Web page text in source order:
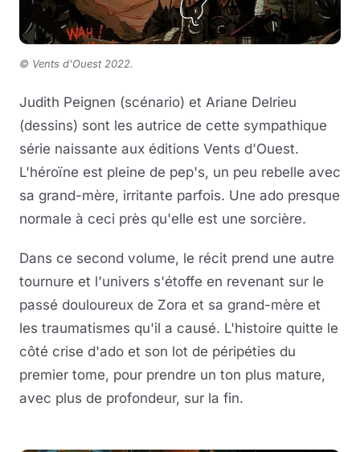
© Vents d'Ouest 2022.
Judith Peignen (scénario) et Ariane Delrieu
(dessins) sont les autrice de cette sympathique
série naissante aux éditions Vents d'Ouest.
L'héroïne est pleine de pep's, un peu rebelle avec
sa grand-mère, irritante parfois. Une ado presque
normale à ceci près qu'elle est une sorcière.
Dans ce second volume, le récit prend une autre
tournure et l'univers s'étoffe en revenant sur le
passé douloureux de Zora et sa grand-mère et
les traumatismes qu'il a causé. L'histoire quitte le
côté crise d'ado et son lot de péripéties du
premier tome, pour prendre un ton plus mature,
avec plus de profondeur, sur la fin.